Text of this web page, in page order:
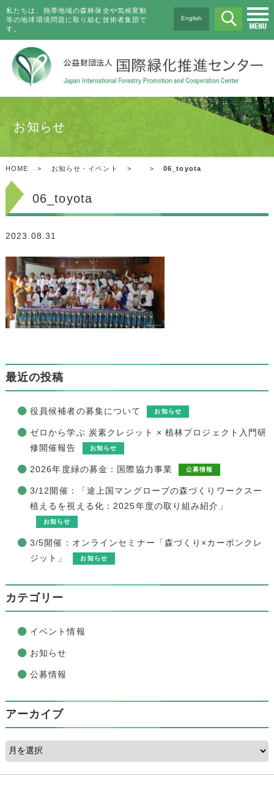
私たちは、熱帯地域の森林保全や気候変動
等の地球環境問題に取り組む技術者集団で
す。
English
お知らせ
HOME > お知らせ・イベント > > 06_toyota
06_toyota
2023.08.31
最近の投稿
役員候補者の募集について お知らせ
ゼロから学ぶ 炭素クレジット × 植林プロジェクト入門研
修開催報告
お知らせ
2026年度緑の募金：国際協力事業 公募情報
3/12開催：「途上国マングローブの森づくりワークスー
植えるを視える化：2025年度の取り組み紹介」
お知らせ
3/5開催：オンラインセミナー「森づくり×カーボンクレ
ジット」
お知らせ
カテゴリー
イベント情報
お知らせ
公募情報
アーカイブ